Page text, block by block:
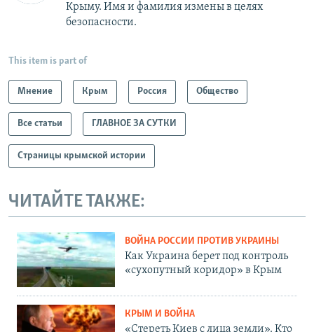
Крыму. Имя и фамилия измены в целях
безопасности.
This item is part of
Мнение Крым Россия Общество
Все статьи ГЛАВНОЕ ЗА СУТКИ
Страницы крымской истории
ЧИТАЙТЕ ТАКЖЕ:
ВОЙНА РОССИИ ПРОТИВ УКРАИНЫ
Как Украина берет под контроль
«сухопутный коридор» в Крым
КРЫМ И ВОЙНА
«Стереть Киев с лица земли». Кто